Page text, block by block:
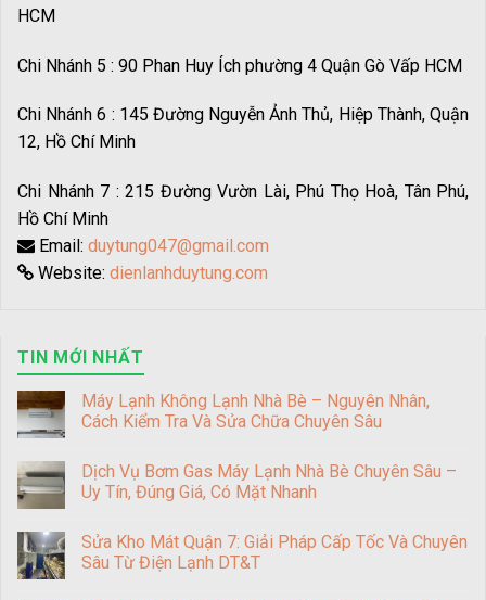
HCM
Chi Nhánh 5 : 90 Phan Huy Ích phường 4 Quận Gò Vấp HCM
Chi Nhánh 6 : 145 Đường Nguyễn Ảnh Thủ, Hiệp Thành, Quận
12, Hồ Chí Minh
Chi Nhánh 7 : 215 Đường Vườn Lài, Phú Thọ Hoà, Tân Phú,
Hồ Chí Minh
Email: duytung047@gmail.com
Website: dienlanhduytung.com
TIN MỚI NHẤT
Máy Lạnh Không Lạnh Nhà Bè – Nguyên Nhân,
Cách Kiểm Tra Và Sửa Chữa Chuyên Sâu
Dịch Vụ Bơm Gas Máy Lạnh Nhà Bè Chuyên Sâu –
Uy Tín, Đúng Giá, Có Mặt Nhanh
Sửa Kho Mát Quận 7: Giải Pháp Cấp Tốc Và Chuyên
Sâu Từ Điện Lạnh DT&T